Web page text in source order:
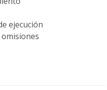
ejecución